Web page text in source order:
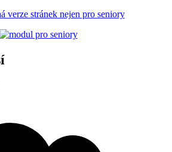
verze stránek nejen pro seniory